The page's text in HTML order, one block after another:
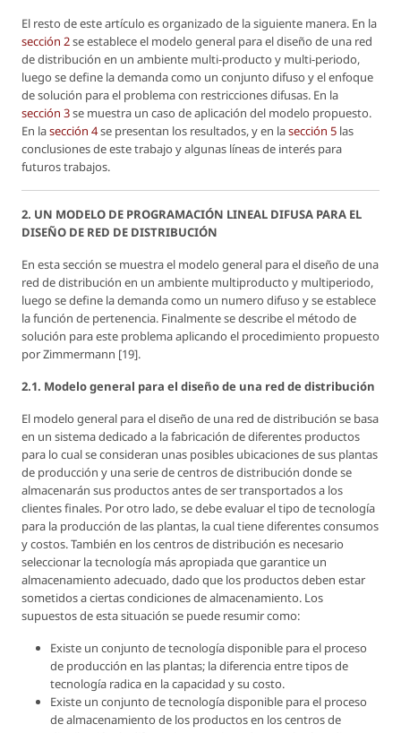
El resto de este artículo es organizado de la siguiente manera. En la
sección 2se establece el modelo general para el diseño de una red
de distribución en un ambiente multi-producto y multi-periodo,
luego se define la demanda como un conjunto difuso y el enfoque
de solución para el problema con restricciones difusas. En la
sección 3se muestra un caso de aplicación del modelo propuesto.
En lasección 4se presentan los resultados, y en lasección 5 las
conclusiones de este trabajo y algunas líneas de interés para
futuros trabajos.
2. UN MODELO DE PROGRAMACIÓN LINEAL DIFUSA PARA EL
DISEÑO DE RED DE DISTRIBUCIÓN
En esta sección se muestra el modelo general para el diseño de una
red de distribución en un ambiente multiproducto y multiperiodo,
luego se define la demanda como un numero difuso y se establece
la función de pertenencia. Finalmente se describe el método de
solución para este problema aplicando el procedimiento propuesto
por Zimmermann [19].
2.1. Modelo general para el diseño de una red de distribución
El modelo general para el diseño de una red de distribución se basa
en un sistema dedicado a la fabricación de diferentes productos
para lo cual se consideran unas posibles ubicaciones de sus plantas
de producción y una serie de centros de distribución donde se
almacenarán sus productos antes de ser transportados a los
clientes finales. Por otro lado, se debe evaluar el tipo de tecnología
para la producción de las plantas, la cual tiene diferentes consumos
y costos. También en los centros de distribución es necesario
seleccionar la tecnología más apropiada que garantice un
almacenamiento adecuado, dado que los productos deben estar
sometidos a ciertas condiciones de almacenamiento. Los
supuestos de esta situación se puede resumir como:
Existe un conjunto de tecnología disponible para el proceso
de producción en las plantas; la diferencia entre tipos de
tecnología radica en la capacidad y su costo.
Existe un conjunto de tecnología disponible para el proceso
de almacenamiento de los productos en los centros de